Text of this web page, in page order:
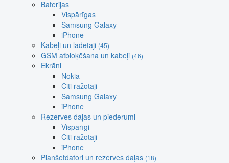
Baterijas
Vispārīgas
Samsung Galaxy
iPhone
Kabeļi un lādētāji (45)
GSM atbloķēšana un kabeļi (46)
Ekrāni
Nokia
Citi ražotāji
Samsung Galaxy
iPhone
Rezerves daļas un piederumi
Vispārīgi
Citi ražotāji
iPhone
Planšetdatori un rezerves daļas (18)